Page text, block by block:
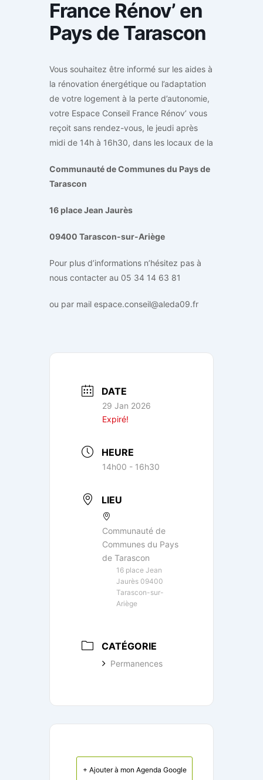
France Rénov’ en
Pays de Tarascon
Vous souhaitez être informé sur les aides à
la rénovation énergétique ou l’adaptation
de votre logement à la perte d’autonomie,
votre Espace Conseil France Rénov’ vous
reçoit sans rendez-vous, le jeudi après
midi de 14h à 16h30, dans les locaux de la
Communauté de Communes du Pays de
Tarascon
16 place Jean Jaurès
09400 Tarascon-sur-Ariège
Pour plus d’informations n’hésitez pas à
nous contacter au 05 34 14 63 81
ou par mail espace.conseil@aleda09.fr
DATE
29 Jan 2026
Expiré!
HEURE
14h00 - 16h30
LIEU
Communauté de
Communes du Pays
de Tarascon
16 place Jean
Jaurès 09400
Tarascon-sur-
Ariège
CATÉGORIE
Permanences
+ Ajouter à mon Agenda Google